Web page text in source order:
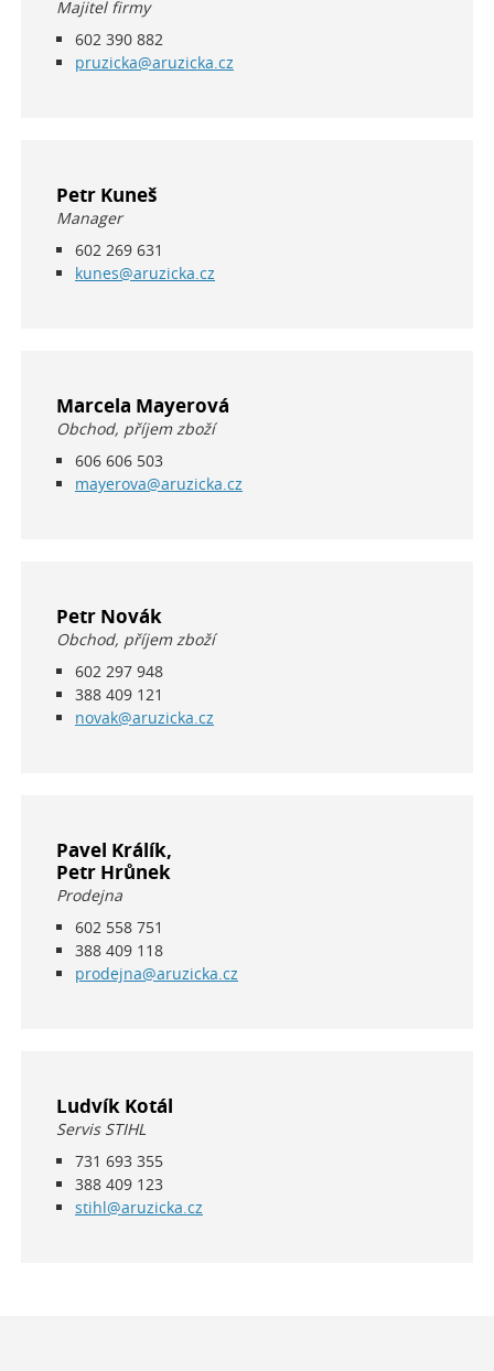
Majitel firmy
602 390 882
pruzicka@aruzicka.cz
Petr Kuneš
Manager
602 269 631
kunes@aruzicka.cz
Marcela Mayerová
Obchod, příjem zboží
606 606 503
mayerova@aruzicka.cz
Petr Novák
Obchod, příjem zboží
602 297 948
388 409 121
novak@aruzicka.cz
Pavel Králík,
Petr Hrůnek
Prodejna
602 558 751
388 409 118
prodejna@aruzicka.cz
Ludvík Kotál
Servis STIHL
731 693 355
388 409 123
stihl@aruzicka.cz